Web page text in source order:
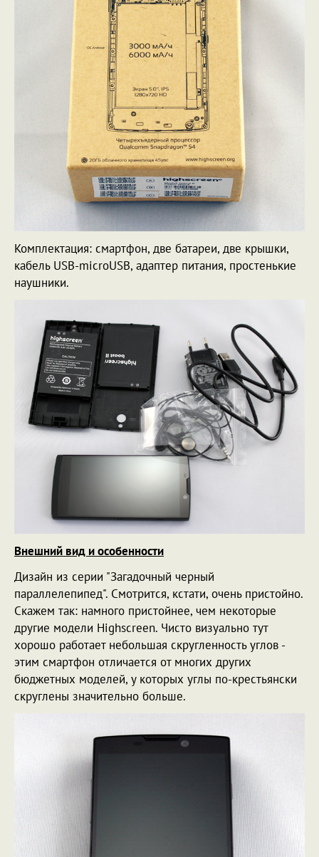
Комплектация: смартфон, две батареи, две крышки,
кабель USB-microUSB, адаптер питания, простенькие
наушники.
Внешний вид и особенности
Дизайн из серии "Загадочный черный
параллелепипед". Смотрится, кстати, очень пристойно.
Скажем так: намного пристойнее, чем некоторые
другие модели Highscreen. Чисто визуально тут
хорошо работает небольшая скругленность углов -
этим смартфон отличается от многих других
бюджетных моделей, у которых углы по-крестьянски
скруглены значительно больше.